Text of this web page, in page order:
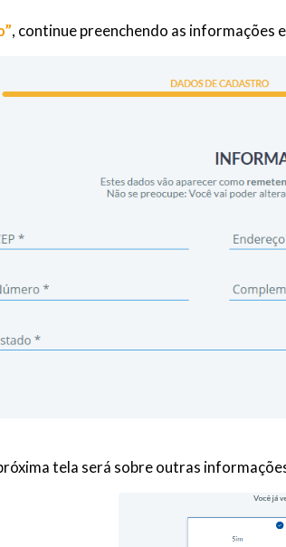
, continue preenchendo as informações
tela será sobre outras